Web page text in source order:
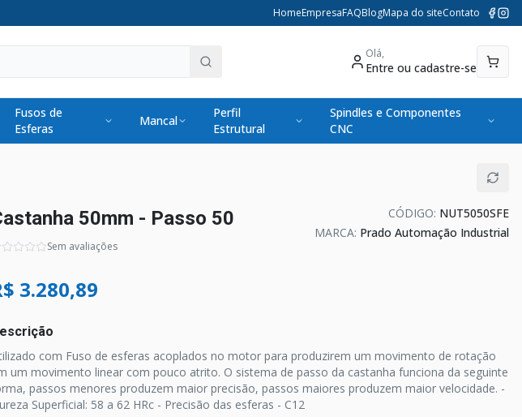
HomeEmpresaFAQBlogMapa do siteContato
Olá,
Entre ou cadastre-se
Fusos de
Esferas
Mancal
Perfil
Estrutural
Spindles e Componentes
CNC
50mm - Passo 50
Sem avaliações
CÓDIGO: NUT5050SFE
MARCA: Prado Automação Industrial
3.280,89
com Fuso de esferas acoplados no motor para produzirem um movimento de rotação
um movimento linear com pouco atrito. O sistema de passo da castanha funciona da seguinte
passos menores produzem maior precisão, passos maiores produzem maior velocidade. -
Superficial: 58 a 62 HRc - Precisão das esferas - C12